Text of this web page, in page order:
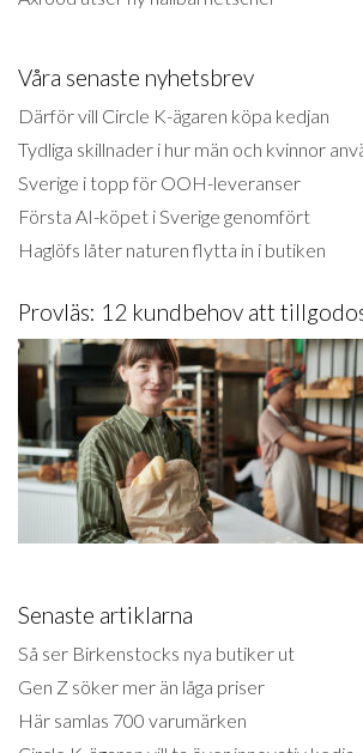
Våra senaste nyhetsbrev
Därför vill Circle K-ägaren köpa kedjan
Tydliga skillnader i hur män och kvinnor
Sverige i topp för OOH-leveranser
Första AI-köpet i Sverige genomfört
Haglöfs låter naturen flytta in i butiken
Provläs: 12 kundbehov att
Senaste artiklarna
Så ser Birkenstocks nya butiker ut
Gen Z söker mer än låga priser
Här samlas 700 varumärken